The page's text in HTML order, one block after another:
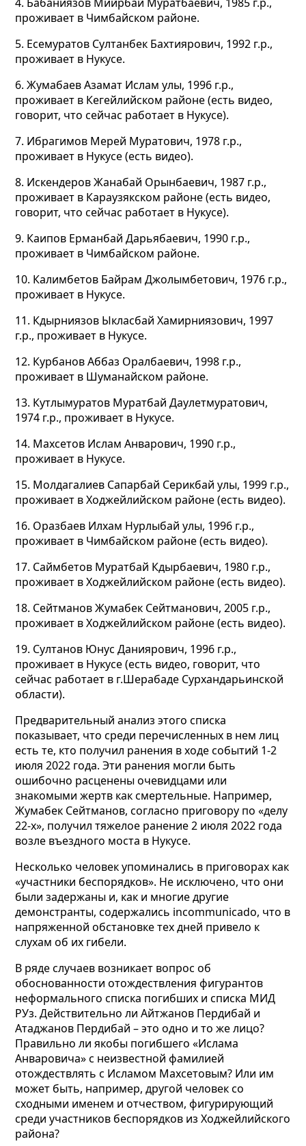
проживает в Чимбайском районе.
5. Есемуратов Султанбек Бахтиярович, 1992 г.р.,
проживает в Нукусе.
6. Жумабаев Азамат Ислам улы, 1996 г.р.,
проживает в Кегейлийском районе (есть видео,
говорит, что сейчас работает в Нукусе).
7. Ибрагимов Мерей Муратович, 1978 г.р.,
проживает в Нукусе (есть видео).
8. Искендеров Жанабай Орынбаевич, 1987 г.р.,
проживает в Караузякском районе (есть видео,
говорит, что сейчас работает в Нукусе).
9. Каипов Ерманбай Дарьябаевич, 1990 г.р.,
проживает в Чимбайском районе.
10. Калимбетов Байрам Джолымбетович, 1976 г.р.,
проживает в Нукусе.
11. Кдырниязов Ыкласбай Хамирниязович, 1997
г.р., проживает в Нукусе.
12. Курбанов Аббаз Оралбаевич, 1998 г.р.,
проживает в Шуманайском районе.
13. Кутлымуратов Муратбай Даулетмуратович,
1974 г.р., проживает в Нукусе.
14. Махсетов Ислам Анварович, 1990 г.р.,
проживает в Нукусе.
15. Молдагалиев Сапарбай Серикбай улы, 1999 г.р.,
проживает в Ходжейлийском районе (есть видео).
16. Оразбаев Илхам Нурлыбай улы, 1996 г.р.,
проживает в Чимбайском районе (есть видео).
17. Саймбетов Муратбай Кдырбаевич, 1980 г.р.,
проживает в Ходжейлийском районе (есть видео).
18. Сейтманов Жумабек Сейтманович, 2005 г.р.,
проживает в Ходжейлийском районе (есть видео).
19. Султанов Юнус Даниярович, 1996 г.р.,
проживает в Нукусе (есть видео, говорит, что
сейчас работает в г.Шерабаде Сурхандарьинской
области).
Предварительный анализ этого списка
показывает, что среди перечисленных в нем лиц
есть те, кто получил ранения в ходе событий 1-2
июля 2022 года. Эти ранения могли быть
ошибочно расценены очевидцами или
знакомыми жертв как смертельные. Например,
Жумабек Сейтманов, согласно приговору по «делу
22-х», получил тяжелое ранение 2 июля 2022 года
возле въездного моста в Нукусе.
Несколько человек упоминались в приговорах как
«участники беспорядков». Не исключено, что они
были задержаны и, как и многие другие
демонстранты, содержались incommunicado, что в
напряженной обстановке тех дней привело к
слухам об их гибели.
В ряде случаев возникает вопрос об
обоснованности отождествления фигурантов
неформального списка погибших и списка МИД
РУз. Действительно ли Айтжанов Пердибай и
Атаджанов Пердибай – это одно и то же лицо?
Правильно ли якобы погибшего «Ислама
Анваровича» с неизвестной фамилией
отождествлять с Исламом Махсетовым? Или им
может быть, например, другой человек со
сходными именем и отчеством, фигурирующий
среди участников беспорядков из Ходжейлийского
района?